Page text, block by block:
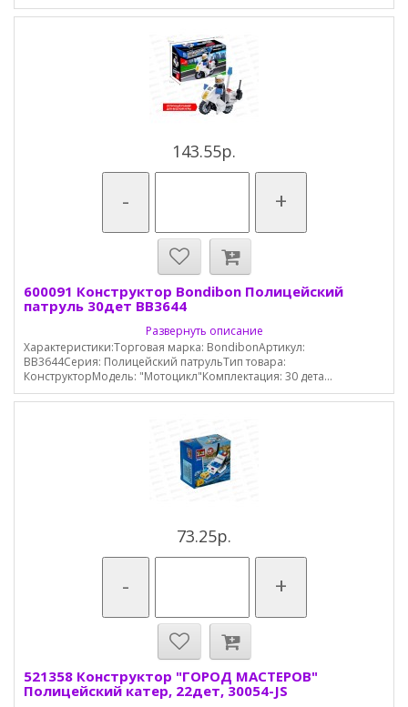
143.55р.
- +
600091 Конструктор Bondibon Полицейский
патруль 30дет ВВ3644
Развернуть описание
Характеристики:Торговая марка: BondibonАртикул:
ВВ3644Серия: Полицейский патрульТип товара:
КонструкторМодель: "Мотоцикл"Комплектация: 30 дета...
73.25р.
- +
521358 Конструктор "ГОРОД МАСТЕРОВ"
Полицейский катер, 22дет, 30054-JS